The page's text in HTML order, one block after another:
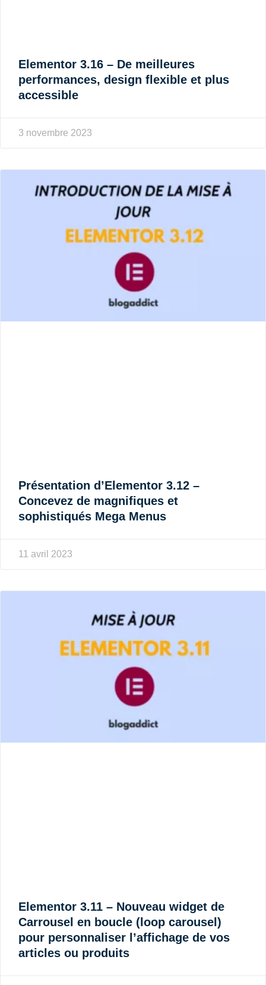
Elementor 3.16 – De meilleures
performances, design flexible et plus
accessible
3 novembre 2023
Présentation d’Elementor 3.12 –
Concevez de magnifiques et
sophistiqués Mega Menus
11 avril 2023
Elementor 3.11 – Nouveau widget de
Carrousel en boucle (loop carousel)
pour personnaliser l’affichage de vos
articles ou produits